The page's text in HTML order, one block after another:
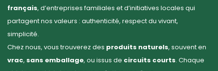
français, d’entreprises familiales et d’initiatives locales qui
partagent nos valeurs : authenticité, respect du vivant,
simplicité.
Chez nous, vous trouverez des produits naturels, souvent en
vrac, sans emballage, ou issus de circuits courts. Chaque